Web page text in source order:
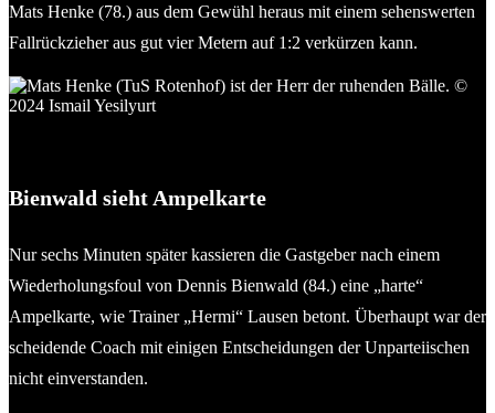
Mats Henke (78.) aus dem Gewühl heraus mit einem sehenswerten
Fallrückzieher aus gut vier Metern auf 1:2 verkürzen kann.
Bienwald sieht Ampelkarte
Nur sechs Minuten später kassieren die Gastgeber nach einem
Wiederholungsfoul von Dennis Bienwald (84.) eine „harte“
Ampelkarte, wie Trainer „Hermi“ Lausen betont. Überhaupt war der
scheidende Coach mit einigen Entscheidungen der Unparteiischen
nicht einverstanden.